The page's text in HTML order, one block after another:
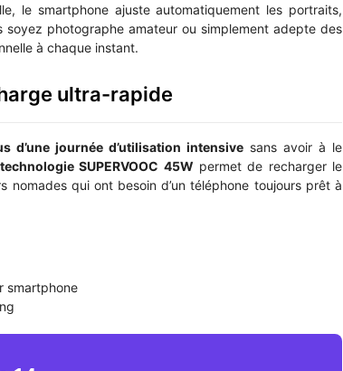
le smartphone ajuste automatiquement les portraits,
photographe amateur ou simplement adepte des
à chaque instant.
ultra-rapide
d’une journée d’utilisation intensive sans avoir à le
technologie SUPERVOOC 45W permet de recharger le
qui ont besoin d’un téléphone toujours prêt à
smartphone